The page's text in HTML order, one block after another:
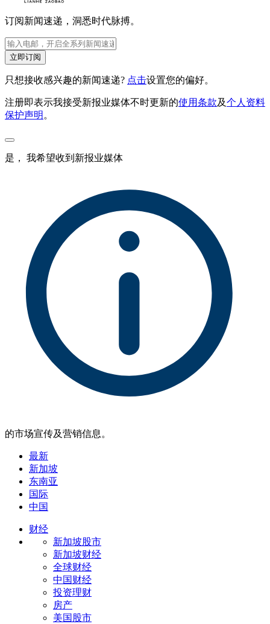
订阅新闻速递，洞悉时代脉搏。
立即订阅
只想接收感兴趣的新闻速递? 点击设置您的偏好。
注册即表示我接受新报业媒体不时更新的使用条款及个人资料
保护声明。
是， 我希望收到新报业媒体
的市场宣传及营销信息。
最新
新加坡
东南亚
国际
中国
财经
新加坡股市
新加坡财经
全球财经
中国财经
投资理财
房产
美国股市